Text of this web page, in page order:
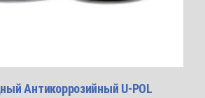
Антикоррозийный U-POL